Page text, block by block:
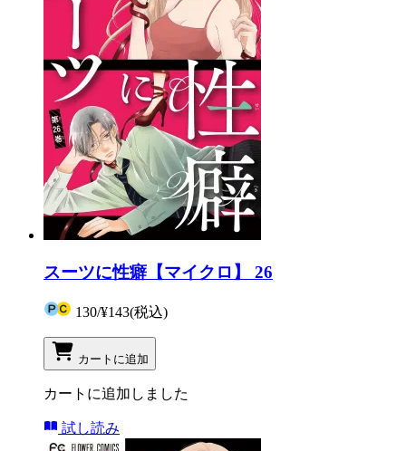
スーツに性癖【マイクロ】 26
130/¥143(税込)
カートに追加
カートに追加しました
試し読み